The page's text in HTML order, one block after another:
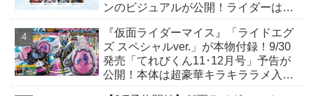
ンのビジュアルが公開！ライダーは子
『仮面ライダーマイス』「ライドエグ
ズ スペシャルver.」が本物付録！9/30
発売「てれびくん11･12月号」予告が
公開！本体は超豪華キラキララメ入